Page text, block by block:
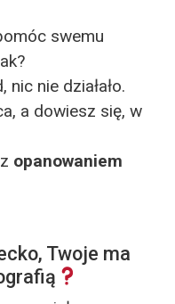
swemu
nie działało.
a dowiesz się, w
opanowaniem
Twoje ma